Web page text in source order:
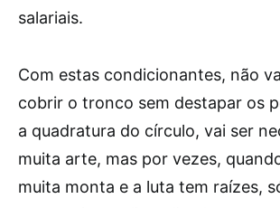
salariais.
Com estas condicionantes, não
cobrir o tronco sem destapar os
a quadratura do círculo, vai ser
muita arte, mas por vezes,
muita monta e a luta tem raízes,